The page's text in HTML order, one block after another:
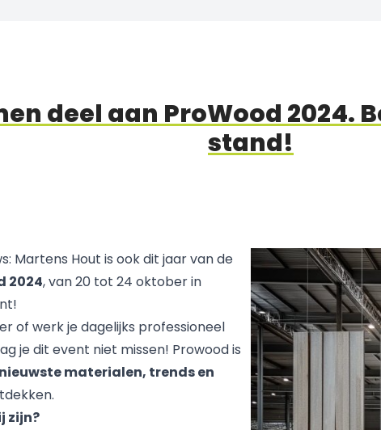
deel aan ProWood 2024.
stand!
Martens Hout is ook dit jaar van de
2024, van 20 tot 24 oktober in
of werk je dagelijks professioneel
je dit event niet missen! Prowood is
materialen, trends en
zijn?